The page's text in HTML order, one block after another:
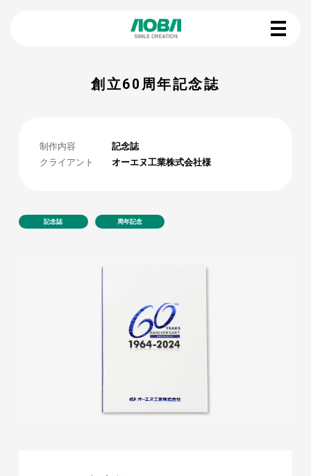
創立60周年記念誌
制作内容
記念誌
クライアント
オーエヌ工業株式会社様
記念誌 周年記念